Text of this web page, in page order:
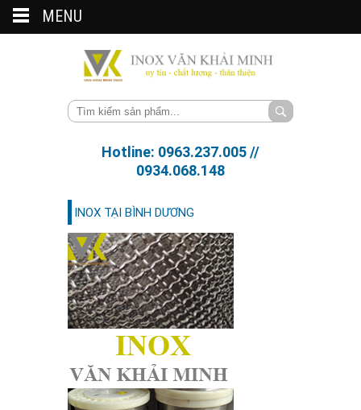
Hotline: 0963.237.005 //
0934.068.148
INOX TẠI BÌNH DƯƠNG
MENU